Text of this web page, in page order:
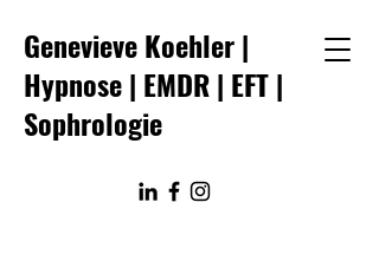
Genevieve Koehler |
Hypnose | EMDR| EFT|
Sophrologie